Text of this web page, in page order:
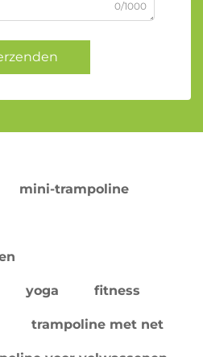
0/1000
mini-trampoline
yoga fitness
trampoline met net